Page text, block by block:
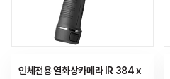
인체전용 열화상카메라 IR 384 x